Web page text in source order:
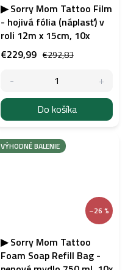
▶ Sorry Mom Tattoo Film
- hojivá fólia (náplasť) v
roli 12m x 15cm, 10x
€292,83
€229,99
Do košíka
VÝHODNÉ BALENIE
–26 %
▶ Sorry Mom Tattoo
Foam Soap Refill Bag -